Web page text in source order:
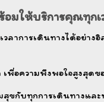
มให้บริการคุณทุกเ
การเดินทางได้อย่างอิ
เพื่อความพึงพอใจสูงสุดข
กับทุกการเดินทางและ